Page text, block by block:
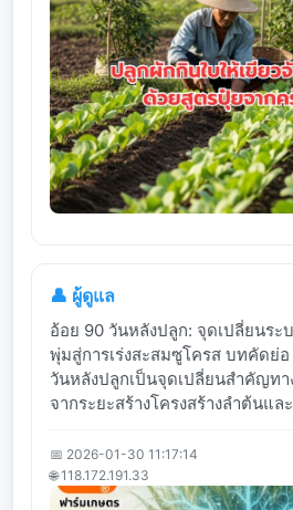
👤 ผู้ดูแล
อ้อย 90 วันหลังปลูก: จุดเปลี่ยนระ
พุ่มสู่การเร่งสะสมซูโครส บทคัดย่
วันหลังปลูกเป็นจุดเปลี่ยนสำคัญทา
จากระยะสร้างโครงสร้างลำต้นแล
📅 2026-01-30 11:17:14
🌐 118.172.191.33